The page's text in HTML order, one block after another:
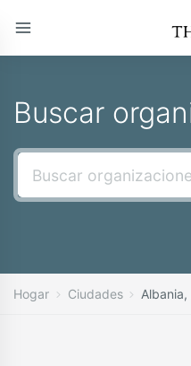
Buscar
Hogar Ciudades